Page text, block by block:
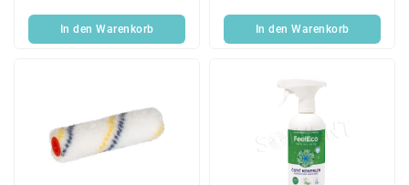
In den Warenkorb In den Warenkorb